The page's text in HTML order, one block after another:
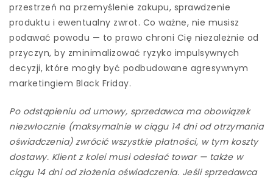
przestrzeń na przemyślenie zakupu, sprawdzenie
produktu i ewentualny zwrot. Co ważne, nie musisz
podawać powodu — to prawo chroni Cię niezależnie od
przyczyn, by zminimalizować ryzyko impulsywnych
decyzji, które mogły być podbudowane agresywnym
marketingiem Black Friday.
Po odstąpieniu od umowy, sprzedawca ma obowiązek
niezwłocznie (maksymalnie w ciągu 14 dni od otrzymania
oświadczenia) zwrócić wszystkie płatności, w tym koszty
dostawy. Klient z kolei musi odesłać towar — także w
ciągu 14 dni od złożenia oświadczenia. Jeśli sprzedawca